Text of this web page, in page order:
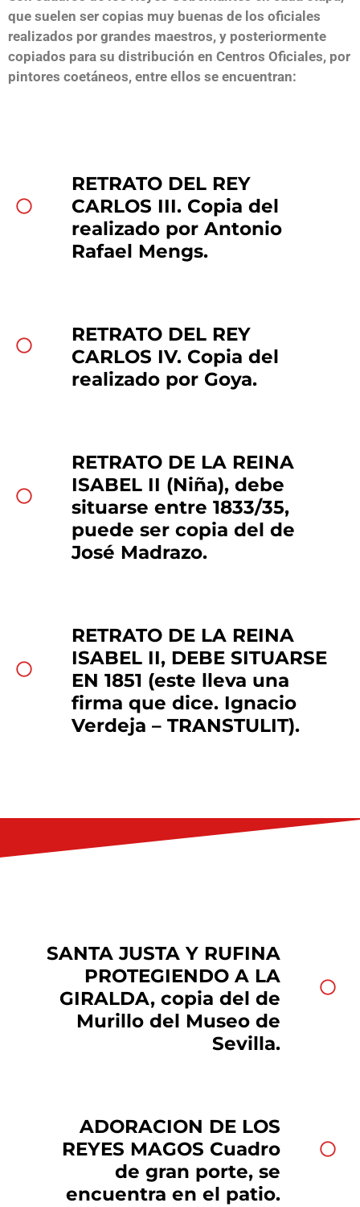
que suelen ser copias muy buenas de los oficiales
realizados por grandes maestros, y posteriormente
copiados para su distribución en Centros Oficiales, por
pintores coetáneos, entre ellos se encuentran:
RETRATO DEL REY
CARLOS III. Copia del
realizado por Antonio
Rafael Mengs.
RETRATO DEL REY
CARLOS IV. Copia del
realizado por Goya.
RETRATO DE LA REINA
ISABEL II (Niña), debe
situarse entre 1833/35,
puede ser copia del de
José Madrazo.
RETRATO DE LA REINA
ISABEL II, DEBE SITUARSE
EN 1851 (este lleva una
firma que dice. Ignacio
Verdeja – TRANSTULIT).
SANTA JUSTA Y RUFINA
PROTEGIENDO A LA
GIRALDA, copia del de
Murillo del Museo de
Sevilla.
ADORACION DE LOS
REYES MAGOS Cuadro
de gran porte, se
encuentra en el patio.